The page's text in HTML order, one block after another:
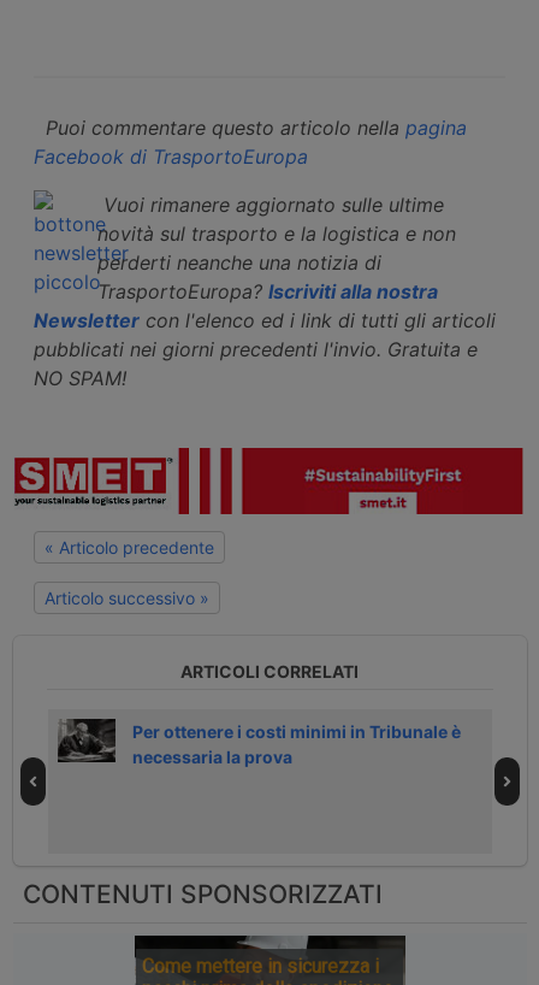
Puoi commentare questo articolo nella pagina
Facebook di TrasportoEuropa
Vuoi rimanere aggiornato sulle ultime
novità sul trasporto e la logistica e non
perderti neanche una notizia di
TrasportoEuropa? Iscriviti alla nostra
Newsletter con l'elenco ed i link di tutti gli articoli
pubblicati nei giorni precedenti l'invio. Gratuita e
NO SPAM!
« Articolo precedente
Articolo successivo »
ARTICOLI CORRELATI
Per ottenere i costi minimi in Tribunale è
necessaria la prova
CONTENUTI SPONSORIZZATI
Come mettere in sicurezza i